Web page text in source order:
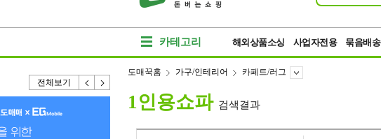
카테고리 해외상품소싱 사업자전용 묶음배송
전체보기
도매꾹홈 가구/인테리어 카페트/러그
1인용쇼파 검색결과